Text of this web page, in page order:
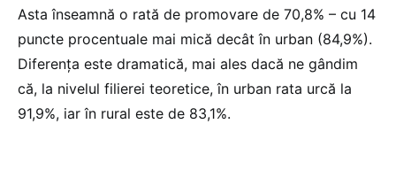
Asta înseamnă o rată de promovare de 70,8% – cu 14
puncte procentuale mai mică decât în urban (84,9%).
Diferența este dramatică, mai ales dacă ne gândim
că, la nivelul filierei teoretice, în urban rata urcă la
91,9%, iar în rural este de 83,1%.